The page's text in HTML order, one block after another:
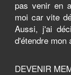
pas venir en
moi car vite
Aussi, j'ai
d'étendre mon
DEVENIR